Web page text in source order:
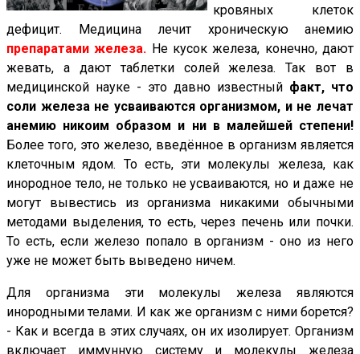
кровяных клеток
дефицит. Медицина лечит хроническую анемию
препаратами железа. Не кусок железа, конечно, дают
жевать, а дают таблетки солей железа. Так вот в
медицинской науке - это давно известный факт, что
соли железа не усваиваются организмом, и не лечат
анемию никоим образом и ни в малейшей степени!
Более того, это железо, введённое в организм является
клеточным ядом. То есть, эти молекулы железа, как
инородное тело, не только не усваиваются, но и даже не
могут вывестись из организма никакими обычными
методами выделения, то есть, через печень или почки.
То есть, если железо попало в организм - оно из него
уже не может быть выведено ничем.
Для организма эти молекулы железа являются
инородными телами. И как же организм с ними борется?
- Как и всегда в этих случаях, он их изолирует. Организм
включает иммунную систему и молекулы железа